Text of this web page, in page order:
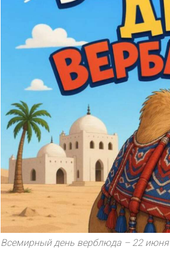
Всемирный день верблюда – 22 июня